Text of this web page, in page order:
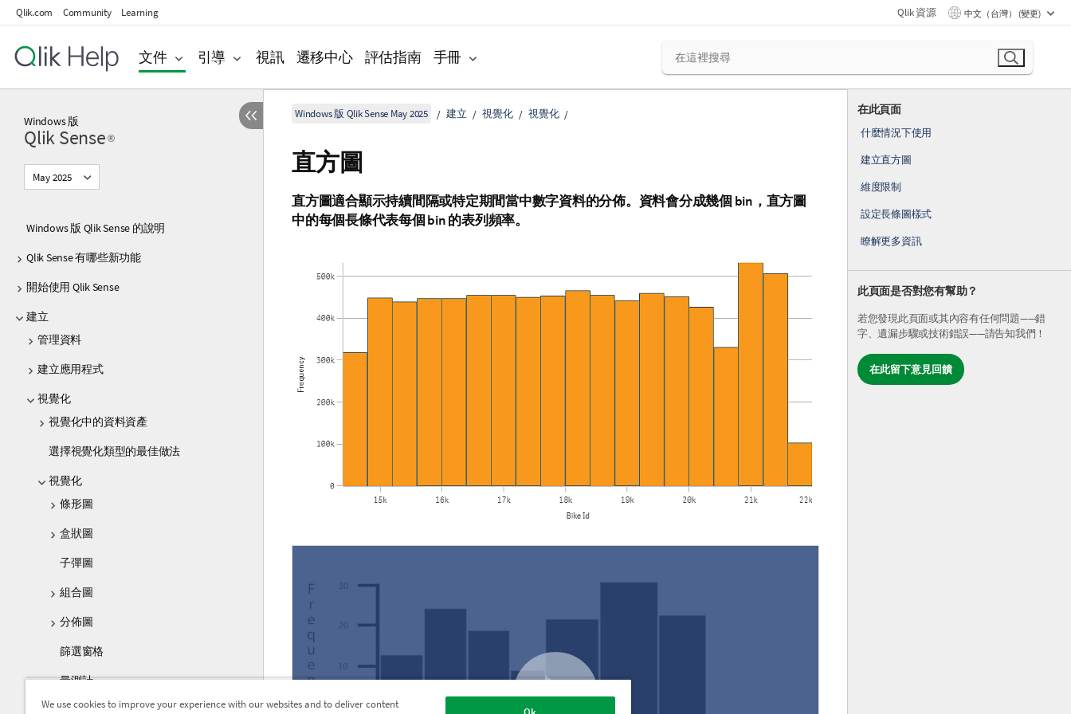
Qlik.com Community Learning Qlik 資源 中文（台灣） (變更)
文件 引導 視訊 遷移中心 評估指南 手冊
Windows版
Qlik Sense ®
May 2025
Windows 版 Qlik Sense 的說明
Qlik Sense 有哪些新功能
開始使用 Qlik Sense
建立
管理資料
建立應用程式
視覺化
視覺化中的資料資產
選擇視覺化類型的最佳做法
視覺化
條形圖
盒狀圖
子彈圖
組合圖
分佈圖
篩選窗格
量測計
在此頁面
什麼情況下使用
建立直方圖
維度限制
設定長條圖樣式
瞭解更多資訊
此頁面是否對您有幫助？
若您發現此頁面或其內容有任何問題——錯
字、遺漏步驟或技術錯誤——請告知我們！
在此留下意見回饋
Windows 版 Qlik Sense May 2025 建立 視覺化 視覺化
直方圖
直方圖適合顯示持續間隔或特定期間當中數字資料的分佈。資料會分成幾個 bin，直方圖
中的每個長條代表每個 bin 的表列頻率。
We use cookies to improve your experience with our websites and to deliver content